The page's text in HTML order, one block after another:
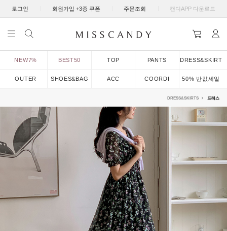
로그인 회원가입 +3종 쿠폰 주문조회 캔디APP 다운로드
NEW7% BEST50 TOP PANTS DRESS&SKIRT
OUTER SHOES&BAG ACC COORDI 50% 반값세일
DRESS&SKIRTS 드레스